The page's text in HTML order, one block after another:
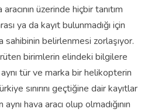
üzerinde hiçbir tanıtım
ya da kayıt bulunmadığı için
sahibinin belirlenmesi zorlaşıyor.
birimlerin elindeki bilgilere
tür ve marka bir helikopterin
sınırını geçtiğine dair kayıtlar
hava aracı olup olmadığının